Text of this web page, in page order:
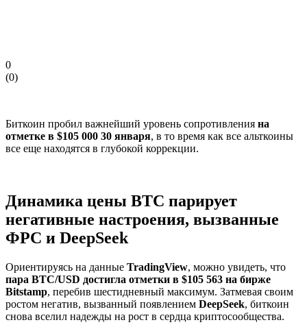
0
(0)
Биткоин пробил важнейший уровень сопротивления на
отметке в $105 000 30 января, в то время как все альткоины
все еще находятся в глубокой коррекции.
Динамика цены BTC парирует
негативные настроения, вызванные
ФРС и DeepSeek
Ориентируясь на данные TradingView, можно увидеть, что
пара BTC/USD достигла отметки в $105 563 на бирже
Bitstamp, перебив шестидневный максимум. Затмевая своим
ростом негатив, вызванный появлением DeepSeek, биткоин
снова вселил надежды на рост в сердца криптосообщества.